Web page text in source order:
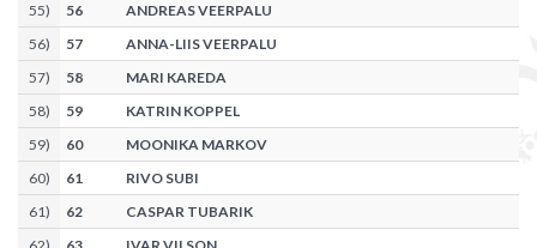
55) 56
ANDREAS VEERPALU
56) 57
ANNA-LIIS VEERPALU
57) 58
MARI KAREDA
58) 59
KATRIN KOPPEL
59) 60
MOONIKA MARKOV
60) 61
RIVO SUBI
61) 62
CASPAR TUBARIK